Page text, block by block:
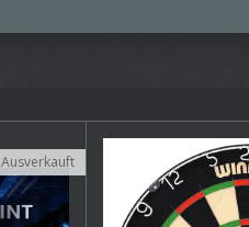
Ausverkauft